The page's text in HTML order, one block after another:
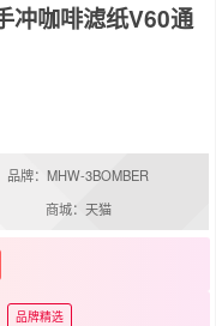
冲咖啡滤纸V60通
品牌：MHW-3BOMBER
商城：天猫
品牌精选